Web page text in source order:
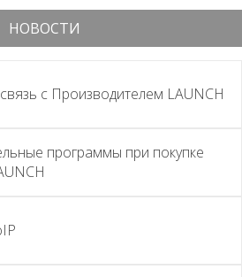
НОВОСТИ
с Производителем LAUNCH
программы при покупке